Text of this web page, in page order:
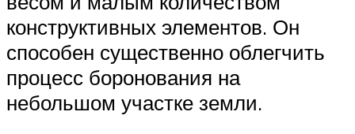
конструктивных элементов. Он
способен существенно облегчить
процесс боронования на
небольшом участке земли.